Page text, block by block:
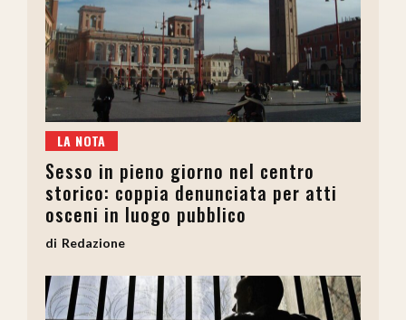
LA NOTA
Sesso in pieno giorno nel centro
storico: coppia denunciata per atti
osceni in luogo pubblico
Redazione